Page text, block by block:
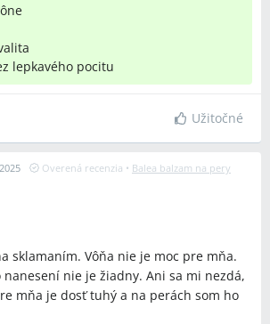
lepkavého pocitu
Užitočné
Overená recenzia • Balea balzam na pery
sklamaním. Vôňa nie je moc pre mňa.
nanesení nie je žiadny. Ani sa mi nezdá,
mňa je dosť tuhý a na perách som ho